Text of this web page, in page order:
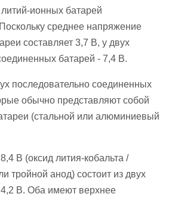
ионных батарей
среднее напряжение
составляет 3,7 В, у двух
батарей - 7,4 В.
последовательно соединенных
обычно представляют собой
(стальной или алюминиевый
В (оксид лития-кобальта /
тройной анод) состоит из двух
В. Оба имеют верхнее